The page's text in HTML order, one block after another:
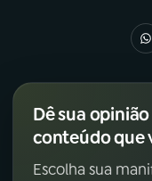
Dê sua
conteúdo que
Escolha sua